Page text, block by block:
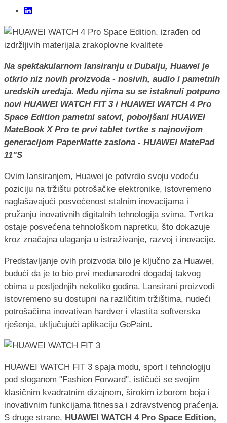
Na spektakularnom lansiranju u Dubaiju, Huawei je
otkrio niz novih proizvoda - nosivih, audio i pametnih
uredskih uređaja. Među njima su se istaknuli potpuno
novi HUAWEI WATCH FIT 3 i HUAWEI WATCH 4 Pro
Space Edition pametni satovi, poboljšani HUAWEI
MateBook X Pro te prvi tablet tvrtke s najnovijom
generacijom PaperMatte zaslona - HUAWEI MatePad
11"S
Ovim lansiranjem, Huawei je potvrdio svoju vodeću
poziciju na tržištu potrošačke elektronike, istovremeno
naglašavajući posvećenost stalnim inovacijama i
pružanju inovativnih digitalnih tehnologija svima. Tvrtka
ostaje posvećena tehnološkom napretku, što dokazuje
kroz značajna ulaganja u istraživanje, razvoj i inovacije.
Predstavljanje ovih proizvoda bilo je ključno za Huawei,
budući da je to bio prvi međunarodni događaj takvog
obima u posljednjih nekoliko godina. Lansirani proizvodi
istovremeno su dostupni na različitim tržištima, nudeći
potrošačima inovativan hardver i vlastita softverska
rješenja, uključujući aplikaciju GoPaint.
HUAWEI WATCH FIT 3 spaja modu, sport i tehnologiju
pod sloganom "Fashion Forward", ističući se svojim
klasičnim kvadratnim dizajnom, širokim izborom boja i
inovativnim funkcijama fitnessa i zdravstvenog praćenja.
S druge strane, HUAWEI WATCH 4 Pro Space Edition,